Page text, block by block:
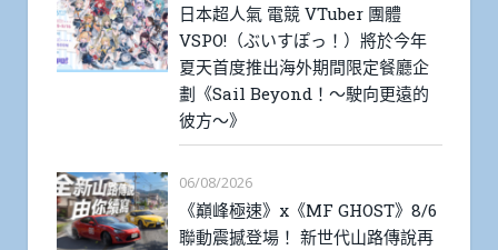
日本超人氣 電競 VTuber 團體
VSPO!（ぶいすぽっ！）將於今年
夏天首度推出海外期間限定餐廳企
劃《Sail Beyond！～駛向更遠的
彼方～》
06/08/2026
《巔峰極速》x《MF GHOST》8/6
聯動震撼登場！ 新世代山路傳說再